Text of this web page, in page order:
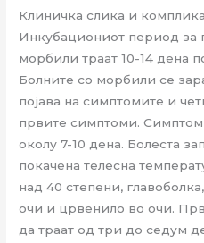
Клиничка слика и
Инкубациониот период за
морбили траат 10-14 дена
Болните со морбили се
појава на симптомите и
првите симптоми.
околу 7-10 дена. Болеста
покачена телесна
над 40 степени,
очи и црвенило во очи.
да траат од три до седум